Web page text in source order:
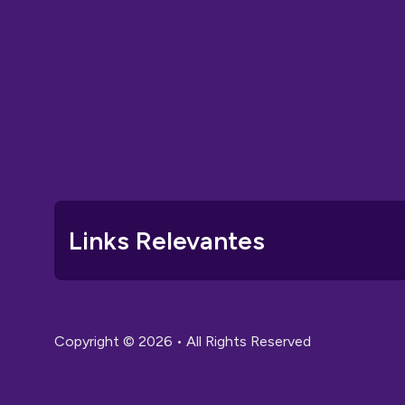
Links Relevantes
Copyright © 2026 • All Rights Reserved